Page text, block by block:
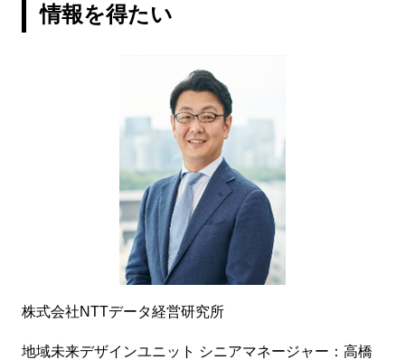
情報を得たい
株式会社NTTデータ経営研究所
地域未来デザインユニット シニアマネージャー：高橋